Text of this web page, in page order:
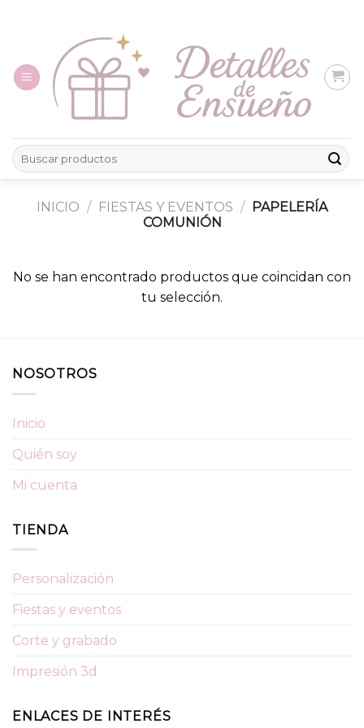
Buscar
por:
INICIO / FIESTAS Y EVENTOS / PAPELERÍA
COMUNIÓN
No se han encontrado productos que coincidan con
tu selección.
NOSOTROS
Inicio
Quién soy
Mi cuenta
TIENDA
Personalización
Fiestas y eventos
Corte y grabado
Impresión 3d
ENLACES DE INTERÉS